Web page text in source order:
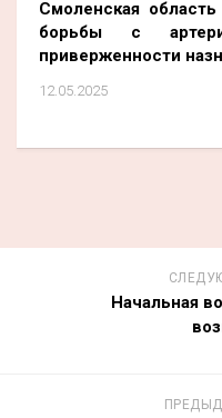
Смоленская
борьбы с
приверженности
12.05.2025
Начальная